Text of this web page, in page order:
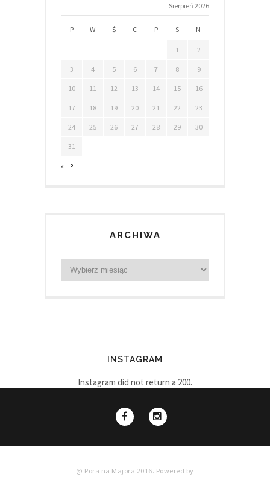
Sierpień 2026
P W Ś C P S N
« LIP
1 2
3 4 5 6 7 8 9
10 11 12 13 14 15 16
17 18 19 20 21 22 23
24 25 26 27 28 29 30
31
ARCHIWA
INSTAGRAM
Instagram did not return a 200.
@ Pora na Majora 2016. Powered by